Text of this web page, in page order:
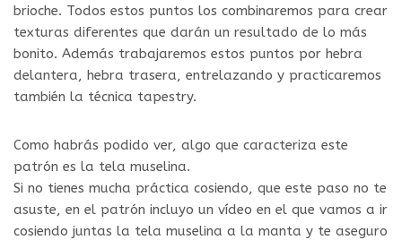
brioche. Todos estos puntos los combinaremos para crear
texturas diferentes que darán un resultado de lo más
bonito. Además trabajaremos estos puntos por hebra
delantera, hebra trasera, entrelazando y practicaremos
también la técnica tapestry.
Como habrás podido ver, algo que caracteriza este
patrón es la tela muselina.
Si no tienes mucha práctica cosiendo, que este paso no te
asuste, en el patrón incluyo un vídeo en el que vamos a ir
cosiendo juntas la tela muselina a la manta y te aseguro